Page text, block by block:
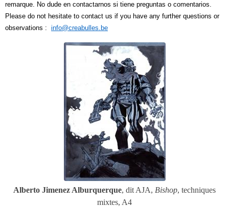
remarque. No dude en contactarnos si tiene preguntas o comentarios.
Please do not hesitate to contact us if you have any further questions or
observations : info@creabulles.be
Alberto Jimenez Alburquerque, dit AJA, Bishop, techniques
mixtes, A4